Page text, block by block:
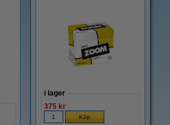
i lager
375 kr